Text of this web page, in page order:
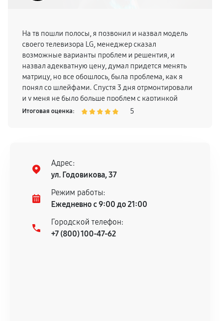
На тв пошли полосы, я позвонил и назвал модель
своего телевизора LG, менеджер сказал
возможные варианты проблем и решентия, и
назвал адекватную цену, думал придется менять
матрицу, но все обошлось, была проблема, как я
понял со шлейфами. Спустя 3 дня отрмонтировали
и у меня не было больше проблем с картинкой
телевизора, поэтому смело могу рекомендовать
Итоговая оценка: 5
Адрес:
ул. Годовикова, 37
Режим работы:
Ежедневно с 9:00 до 21:00
Городской телефон:
+7 (800) 100-47-62